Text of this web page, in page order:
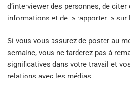
d’interviewer des personnes, de
informations et de » rapporter » sur
Si vous vous assurez de poster au
semaine, vous ne tarderez pas à
significatives dans votre travail et
relations avec les médias.